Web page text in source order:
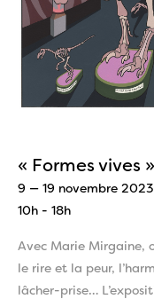
« Formes vives
9 — 19 novembre 2023
10h - 18h
Avec Marie Mirgaine,
le rire et la peur,
lâcher-prise…